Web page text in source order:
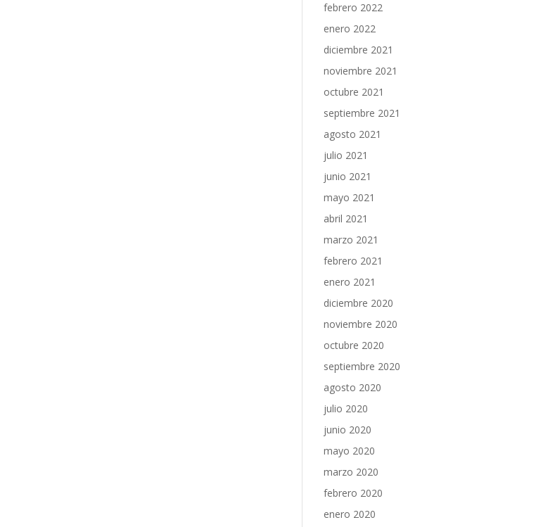
febrero 2022
enero 2022
diciembre 2021
noviembre 2021
octubre 2021
septiembre 2021
agosto 2021
julio 2021
junio 2021
mayo 2021
abril 2021
marzo 2021
febrero 2021
enero 2021
diciembre 2020
noviembre 2020
octubre 2020
septiembre 2020
agosto 2020
julio 2020
junio 2020
mayo 2020
marzo 2020
febrero 2020
enero 2020